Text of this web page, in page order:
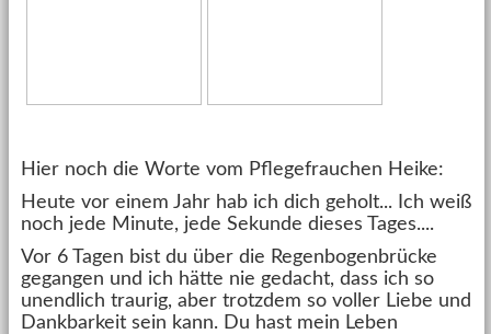
Hier noch die Worte vom Pflegefrauchen Heike:
Heute vor einem Jahr hab ich dich geholt... Ich weiß
noch jede Minute, jede Sekunde dieses Tages....
Vor 6 Tagen bist du über die Regenbogenbrücke
gegangen und ich hätte nie gedacht, dass ich so
unendlich traurig, aber trotzdem so voller Liebe und
Dankbarkeit sein kann. Du hast mein Leben